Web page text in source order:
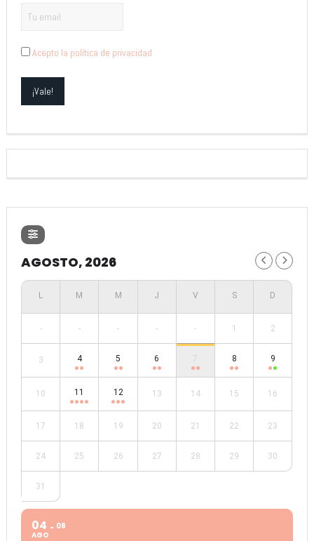
Acepto la política de privacidad
AGOSTO, 2026
- - - - - 1 2
3 4 5 6 7 8 9
10 11 12 13 14 15 16
17 18 19 20 21 22 23
24 25 26 27 28 29 30
31
04
AGO
08